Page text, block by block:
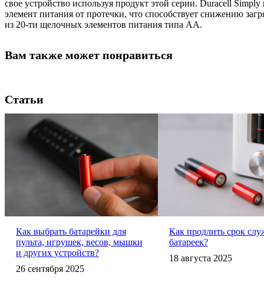
свое устройство используя продукт этой серии. Duracell
элемент питания от протечки, что способствует снижению
из 20-ти щелочных элементов питания типа АА.
Вам также может понравиться
Статьи
Как выбрать батарейки для
пульта, игрушек, весов, мышки
и других устройств?
26 сентября 2025
Как продлить срок
батареек?
18 августа 2025